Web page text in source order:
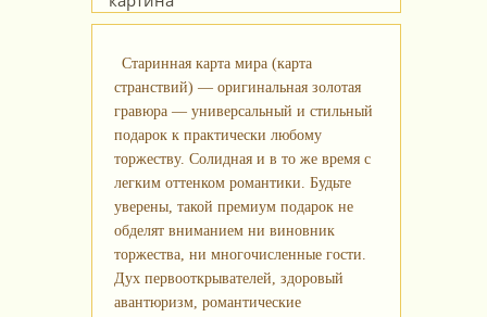
Старинная карта мира (карта
странствий) — оригинальная золотая
гравюра — универсальный и стильный
подарок к практически любому
торжеству. Солидная и в то же время с
легким оттенком романтики. Будьте
уверены, такой премиум подарок не
обделят вниманием ни виновник
торжества, ни многочисленные гости.
Дух первооткрывателей, здоровый
авантюризм, романтические